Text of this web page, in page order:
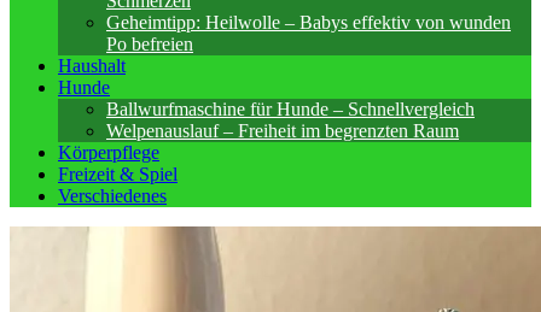
Geheimtipp: Heilwolle – Babys effektiv von wunden
Po befreien
Haushalt
Hunde
Ballwurfmaschine für Hunde – Schnellvergleich
Welpenauslauf – Freiheit im begrenzten Raum
Körperpflege
Freizeit & Spiel
Verschiedenes